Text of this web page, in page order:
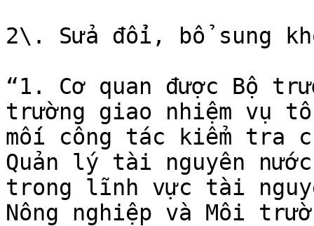
2\. Sửa đổi, bổ sung
“1. Cơ quan được Bộ
trường giao nhiệm vụ
mối công tác kiểm tra
Quản lý tài nguyên
trong lĩnh vực tài
Nông nghiệp và Môi